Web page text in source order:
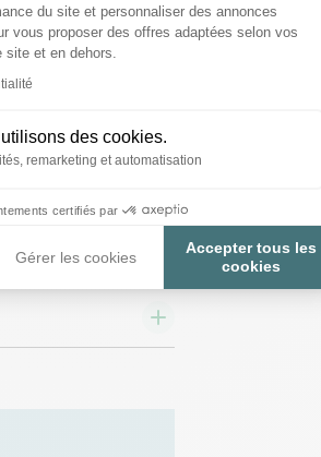
du site et personnaliser des annonces
vous proposer des offres adaptées selon vos
site et en dehors.
des cookies.
remarketing et automatisation
certifiés par
Gérer les cookies
Accepter tous les
cookies
Axeptio consent
Farm
9,90 €